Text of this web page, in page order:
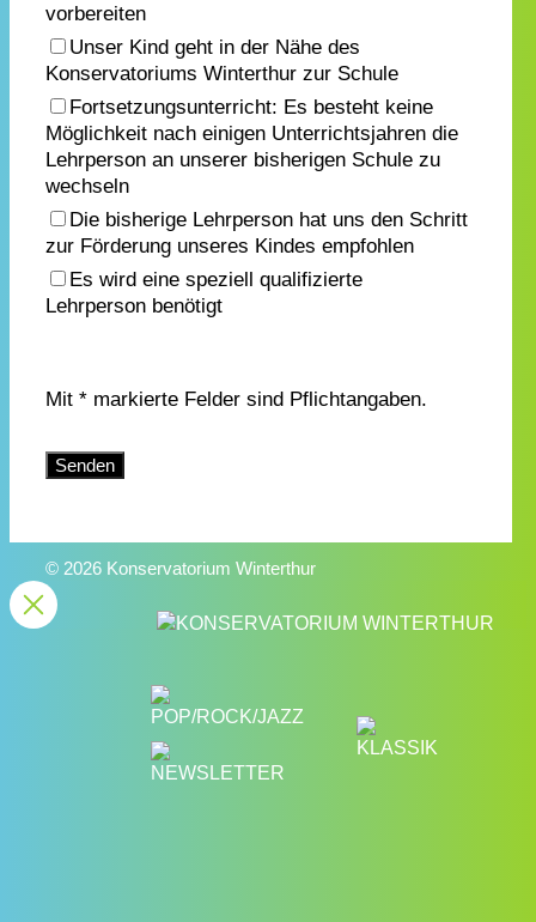
vorbereiten
Unser Kind geht in der Nähe des
Konservatoriums Winterthur zur Schule
Fortsetzungsunterricht: Es besteht keine
Möglichkeit nach einigen Unterrichtsjahren die
Lehrperson an unserer bisherigen Schule zu
wechseln
Die bisherige Lehrperson hat uns den Schritt
zur Förderung unseres Kindes empfohlen
Es wird eine speziell qualifizierte
Lehrperson benötigt
Mit * markierte Felder sind Pflichtangaben.
Bitte lasse dieses Feld leer.
© 2026 Konservatorium Winterthur